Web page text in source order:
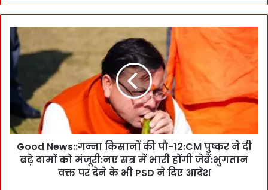
o
o
:
Good News::गन्ना किसानों की पौ-12:CM पुष्कर ने दी
बढ़े दामों को मंजूरी:नए सत्र में भारी होंगी जेबें:भुगतान
वक्त पर देने के भी PSD ने दिए आदेश